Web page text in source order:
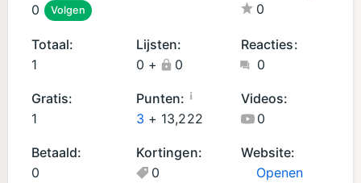
0
Volgen
d
r
oi
d
p
p
0
Totaal:
1
Lijsten:
0 + 0
Reacties:
0
Gratis:
1
Punten: ¡
3 + 13,222
Videos:
0
Betaald:
0
Kortingen:
0
Website:
Openen